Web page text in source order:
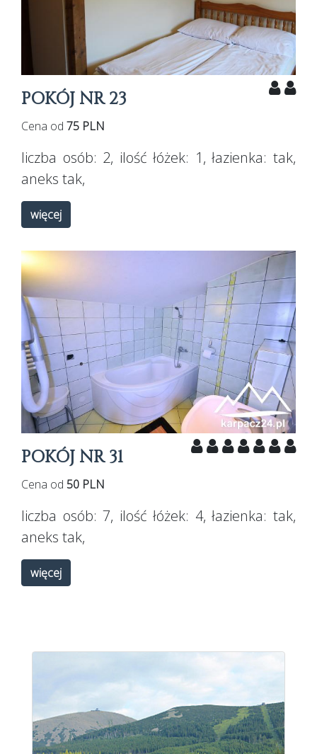
POKÓJ NR 23
Cena od 75 PLN
liczba osób: 2, ilość łóżek: 1, łazienka:tak,
aneks tak,
więcej
POKÓJ NR 31
Cena od 50 PLN
liczba osób:7, ilość łóżek: 4, łazienka:tak,
aneks tak,
więcej